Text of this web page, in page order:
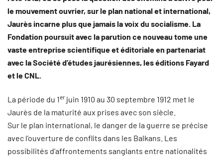
le mouvement ouvrier, sur le plan national et international,
Jaurès incarne plus que jamais la voix du socialisme. La
Fondation poursuit avec la parution ce nouveau tome une
vaste entreprise scientifique et éditoriale en partenariat
avec la Société d’études jaurésiennes, les éditions Fayard
et le CNL.
La période du 1er juin 1910 au 30 septembre 1912 met le
Jaurès de la maturité aux prises avec son siècle.
Sur le plan international, le danger de la guerre se précise
avec l’ouverture de conflits dans les Balkans. Les
possibilités d’affronte­ments sanglants entre nationalités